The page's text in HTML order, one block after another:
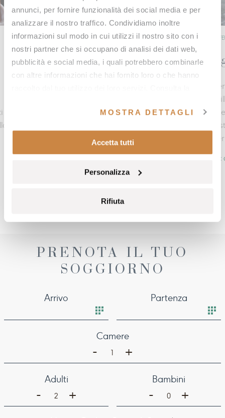
annunci, per fornire funzionalità dei social media e per
analizzare il nostro traffico. Condividiamo inoltre
informazioni sul modo in cui utilizzi il nostro sito con i
nostri partner che si occupano di analisi dei dati web,
pubblicità e social media, i quali potrebbero combinarle
con altre informazioni che hai fornito loro o che hanno
MOSTRA DETTAGLI
Accetta tutti
Personalizza
Rifiuta
OFFERS
Il respiro della natura
vivere un’esperienza completa pensata per
un’esclusiva escursione in e‑bike immersa nella
PRENOTA IL TUO
SOGGIORNO
Arrivo Partenza
Camere
- +
Adulti
2
- +
Bambini
0
- +